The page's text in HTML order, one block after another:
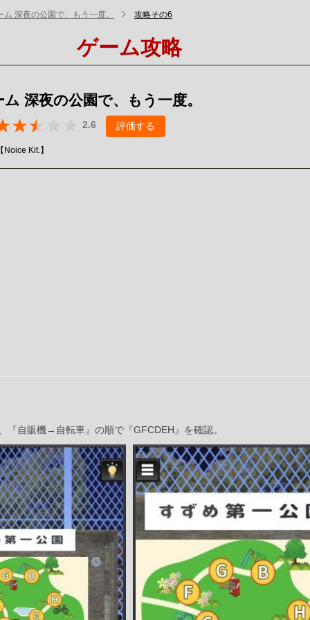
ム 深夜の公園で、もう一度。 攻略その6
ゲーム攻略
深夜の公園で、もう一度。
2.6 評価する
Kit.】
『自販機→自転車』の順で『GFCDEH』を確認。